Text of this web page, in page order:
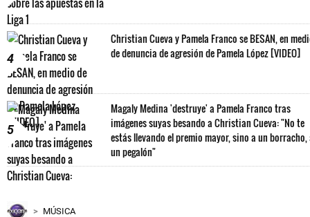
4
Christian Cueva y Pamela Franco se BESAN, en
de denuncia de agresión de Pamela López [VIDEO]
5
Magaly Medina 'destruye' a Pamela Franco tras
imágenes suyas besando a Christian Cueva: "No te
estás llevando el premio mayor, sino a un borracho,
un pegalón"
MÚSICA